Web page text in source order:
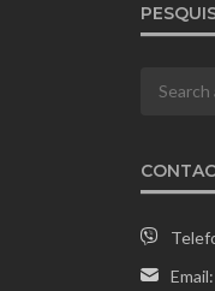
Email: